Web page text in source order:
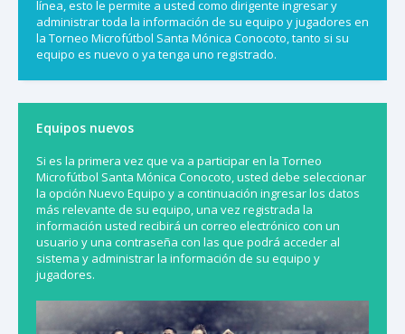
línea, esto le permite a usted como dirigente ingresar y
administrar toda la información de su equipo y jugadores en
la Torneo Microfútbol Santa Mónica Conocoto, tanto si su
equipo es nuevo o ya tenga uno registrado.
Equipos nuevos
Si es la primera vez que va a participar en la Torneo
Microfútbol Santa Mónica Conocoto, usted debe seleccionar
la opción Nuevo Equipo y a continuación ingresar los datos
más relevante de su equipo, una vez registrada la
información usted recibirá un correo electrónico con un
usuario y una contraseña con las que podrá acceder al
sistema y administrar la información de su equipo y
jugadores.